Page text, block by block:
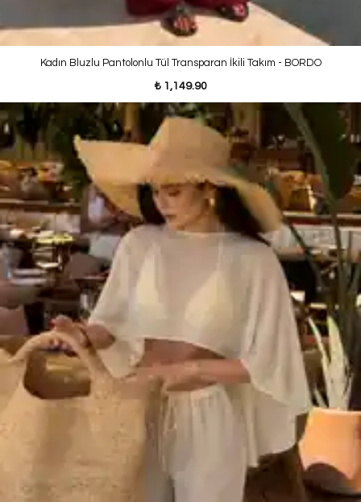
Kadın Bluzlu Pantolonlu Tül Transparan İkili Takım - BORDO
₺ 1,149.90